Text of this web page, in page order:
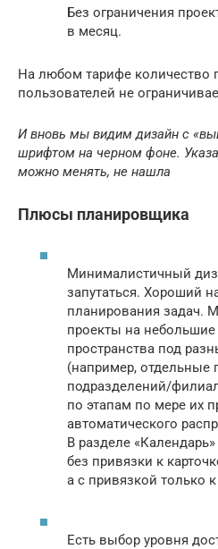
Без ограничения
в месяц.
На любом тарифе количество
пользователей не
И вновь мы видим дизайн с
шрифтом на черном фоне.
можно менять, не нашла
Плюсы планировщика
Минималистичный
запутаться. Хороший
планирования задач.
проекты на небольшие
пространства под
(например, отдельные
подразделений/
по этапам по мере их
автоматического
В разделе
без привязки к
а с привязкой только
Есть выбор уровня